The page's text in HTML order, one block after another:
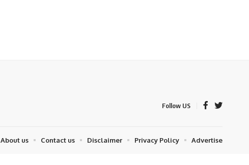
Follow US
About us Contact us Disclaimer Privacy Policy Advertise